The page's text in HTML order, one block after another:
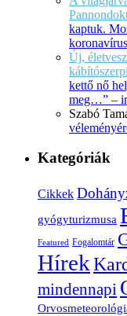
kaptuk.
Új,
kettő nő
meg…” –
Szabó
Kategóriák
Cikkek
gyógyturizmusa
Featured Fogalomtár
Hírek
mindennapi